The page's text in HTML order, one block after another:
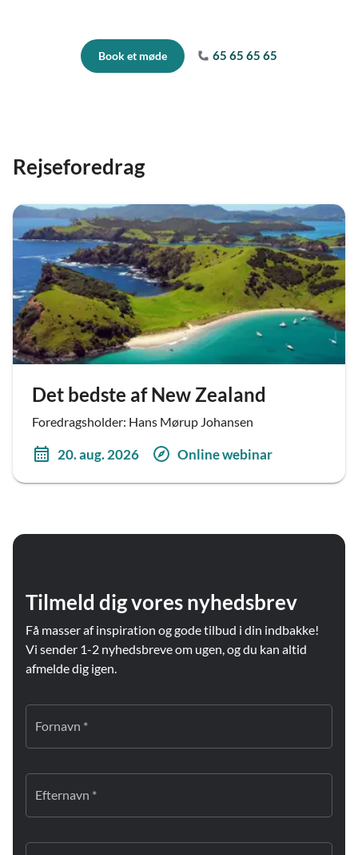
Book et møde 65 65 65 65
Rejseforedrag
Det bedste af New Zealand
Foredragsholder: Hans Mørup Johansen
20. aug. 2026 Online webinar
Tilmeld dig vores nyhedsbrev
Få masser af inspiration og gode tilbud i din indbakke!
Vi sender 1-2 nyhedsbreve om ugen, og du kan altid
afmelde dig igen.
Fornavn *
Efternavn *